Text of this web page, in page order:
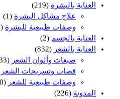
العناية بالبشرة (219)
علاج مشاكل البشرة (1)
وصفات طبيعية للبشرة (1)
العناية بالجسم (2)
العناية بالشعر (832)
صبغات وألوان الشعر (233)
قصات وتسريحات الشعر
وصفات طبيعية للشعر (10)
المدونة (226)